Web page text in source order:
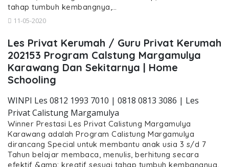
tahap tumbuh kembangnya,…
11-05-2020
Les Privat Kerumah / Guru Privat Kerumah
202153 Program Calstung Margamulya
Karawang Dan Sekitarnya | Home
Schooling
WINPI Les 0812 1993 7010 | 0818 0813 3086 | Les
Privat Calistung Margamulya
Winner Prestasi Les Privat Calistung Margamulya
Karawang adalah Program Calistung Margamulya
dirancang Special untuk membantu anak usia 3 s/d 7
Tahun belajar membaca, menulis, berhitung secara
efektif &amp; kreatif sesuai tahap tumbuh kembangnya,